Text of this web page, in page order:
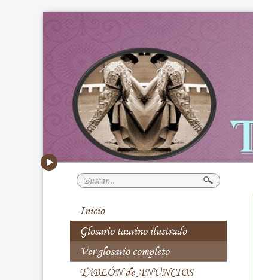
Buscar...
Inicio
Glosario taurino ilustrado
Ver glosario completo
TABLÓN de ANUNCIOS